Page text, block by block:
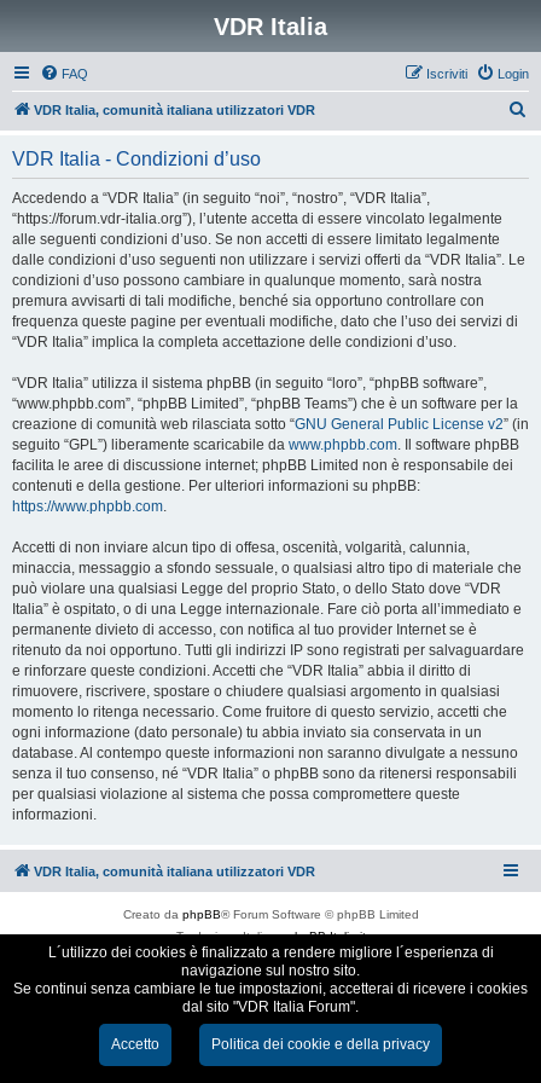
VDR Italia
FAQ Login
Iscriviti
VDR Italia, comunità italiana utilizzatori VDR
VDR Italia - Condizioni d’uso
Accedendo a “VDR Italia” (in seguito “noi”, “nostro”, “VDR Italia”,
“https://forum.vdr-italia.org”), l’utente accetta di essere vincolato legalmente
alle seguenti condizioni d’uso. Se non accetti di essere limitato legalmente
dalle condizioni d’uso seguenti non utilizzare i servizi offerti da “VDR Italia”. Le
condizioni d’uso possono cambiare in qualunque momento, sarà nostra
premura avvisarti di tali modifiche, benché sia opportuno controllare con
frequenza queste pagine per eventuali modifiche, dato che l’uso dei servizi di
“VDR Italia” implica la completa accettazione delle condizioni d’uso.
“VDR Italia” utilizza il sistema phpBB (in seguito “loro”, “phpBB software”,
“www.phpbb.com”, “phpBB Limited”, “phpBB Teams”) che è un software per la
creazione di comunità web rilasciata sotto “GNU General Public License v2” (in
seguito “GPL”) liberamente scaricabile da www.phpbb.com. Il software phpBB
facilita le aree di discussione internet; phpBB Limited non è responsabile dei
contenuti e della gestione. Per ulteriori informazioni su phpBB:
https://www.phpbb.com.
Accetti di non inviare alcun tipo di offesa, oscenità, volgarità, calunnia,
minaccia, messaggio a sfondo sessuale, o qualsiasi altro tipo di materiale che
può violare una qualsiasi Legge del proprio Stato, o dello Stato dove “VDR
Italia” è ospitato, o di una Legge internazionale. Fare ciò porta all’immediato e
permanente divieto di accesso, con notifica al tuo provider Internet se è
ritenuto da noi opportuno. Tutti gli indirizzi IP sono registrati per salvaguardare
e rinforzare queste condizioni. Accetti che “VDR Italia” abbia il diritto di
rimuovere, riscrivere, spostare o chiudere qualsiasi argomento in qualsiasi
momento lo ritenga necessario. Come fruitore di questo servizio, accetti che
ogni informazione (dato personale) tu abbia inviato sia conservata in un
database. Al contempo queste informazioni non saranno divulgate a nessuno
senza il tuo consenso, né “VDR Italia” o phpBB sono da ritenersi responsabili
per qualsiasi violazione al sistema che possa compromettere queste
informazioni.
VDR Italia, comunità italiana utilizzatori VDR
Creato da phpBB® Forum Software © phpBB Limited
Traduzione ItalianaphpBB-Italia.it
Cookie e Privacy
L´utilizzo dei cookies è finalizzato a rendere migliore l´esperienza di
navigazione sul nostro sito.
Se continui senza cambiare le tue impostazioni, accetterai di ricevere i cookies
dal sito "VDR Italia Forum".
Accetto Politica dei cookie e della privacy